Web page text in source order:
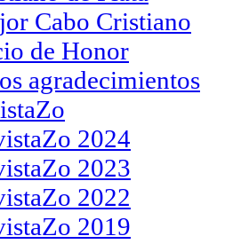
Cabo Cristiano
de Honor
agradecimientos
2024
2023
2022
2019